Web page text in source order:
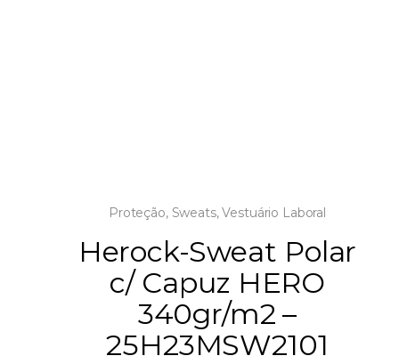
Proteção, Sweats,Vestuário Laboral
Herock-Sweat Polar
c/ Capuz HERO
340gr/m2 –
25H23MSW2101